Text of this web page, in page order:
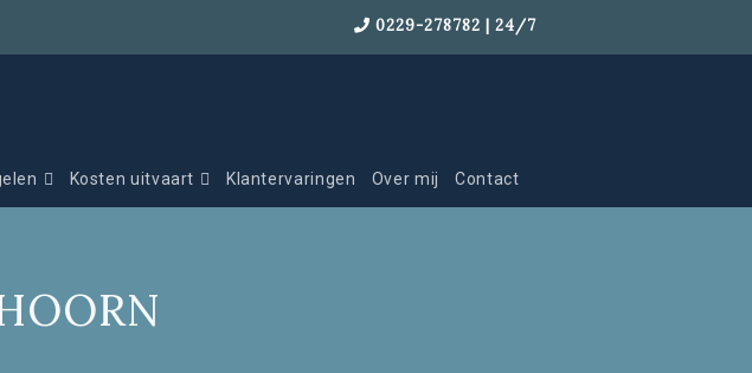
0229-278782 | 24/7
Kosten uitvaart Klantervaringen Over mij Contact